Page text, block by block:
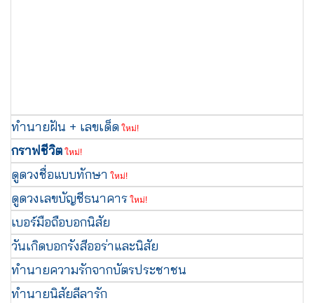
ทำนายฝัน + เลขเด็ด ใหม่!
กราฟชีวิต ใหม่!
ดูดวงชื่อแบบทักษา ใหม่!
ดูดวงเลขบัญชีธนาคาร ใหม่!
เบอร์มือถือบอกนิสัย
วันเกิดบอกรังสีออร่าและนิสัย
ทำนายความรักจากบัตรประชาชน
ทำนายนิสัยลีลารัก